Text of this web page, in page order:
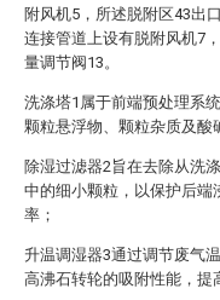
附风机5，所述脱附区43出
连接管道上设有脱附风机7
量调节阀13。
洗涤塔1属于前端预处理系
颗粒悬浮物、颗粒杂质及酸
除湿过滤器2旨在去除从洗
中的细小颗粒，以保护后端
率；
升温调湿器3通过调节废气
高沸石转轮的吸附性能，提